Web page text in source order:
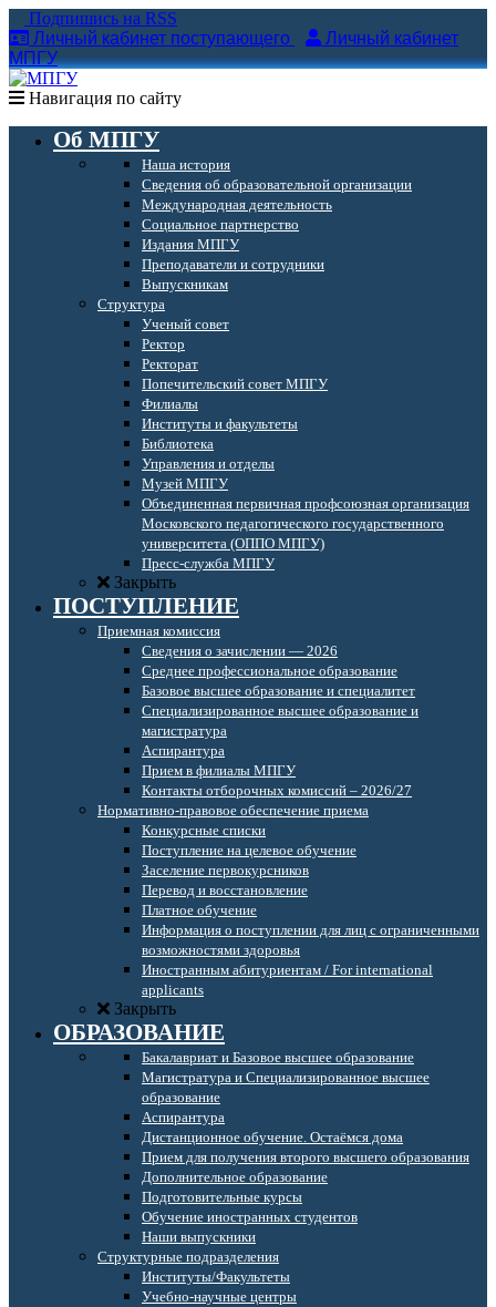
Подпишись на RSS
Личный кабинет поступающего
Личный кабинет
МПГУ
Навигация по сайту
Об МПГУ
Наша история
Сведения об образовательной организации
Международная деятельность
Социальное партнерство
Издания МПГУ
Преподаватели и сотрудники
Выпускникам
Структура
Ученый совет
Ректор
Ректорат
Попечительский совет МПГУ
Филиалы
Институты и факультеты
Библиотека
Управления и отделы
Музей МПГУ
Объединенная первичная профсоюзная организация
Московского педагогического государственного
университета (ОППО МПГУ)
Пресс-служба МПГУ
Закрыть
ПОСТУПЛЕНИЕ
Приемная комиссия
Сведения о зачислении — 2026
Среднее профессиональное образование
Базовое высшее образование и специалитет
Специализированное высшее образование и
магистратура
Аспирантура
Прием в филиалы МПГУ
Контакты отборочных комиссий – 2026/27
Нормативно-правовое обеспечение приема
Конкурсные списки
Поступление на целевое обучение
Заселение первокурсников
Перевод и восстановление
Платное обучение
Информация о поступлении для лиц с ограниченными
возможностями здоровья
Иностранным абитуриентам / For international
applicants
Закрыть
ОБРАЗОВАНИЕ
Бакалавриат и Базовое высшее образование
Магистратура и Специализированное высшее
образование
Аспирантура
Дистанционное обучение. Остаёмся дома
Прием для получения второго высшего образования
Дополнительное образование
Подготовительные курсы
Обучение иностранных студентов
Наши выпускники
Структурные подразделения
Институты/Факультеты
Учебно-научные центры